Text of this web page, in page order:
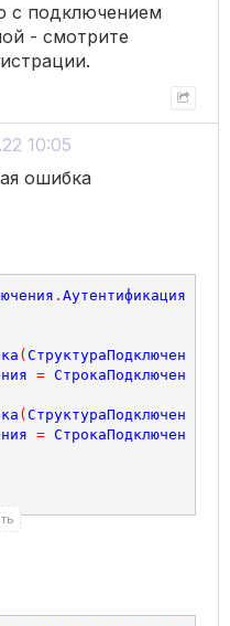
с подключением
- смотрите
10:05
ошибка
.
(СтруктураПодключения
= СтрокаПодключения
(СтруктураПодключения
= СтрокаПодключения